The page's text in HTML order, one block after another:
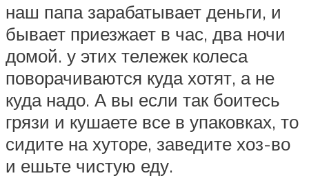
наш папа зарабатывает деньги, и
бывает приезжает в час, два ночи
домой. у этих тележек колеса
поворачиваются куда хотят, а не
куда надо. А вы если так боитесь
грязи и кушаете все в упаковках, то
сидите на хуторе, заведите хоз-во
и ешьте чистую еду.